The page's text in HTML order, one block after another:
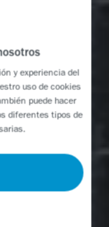
y experiencia del
uso de cookies
puede hacer
diferentes tipos de